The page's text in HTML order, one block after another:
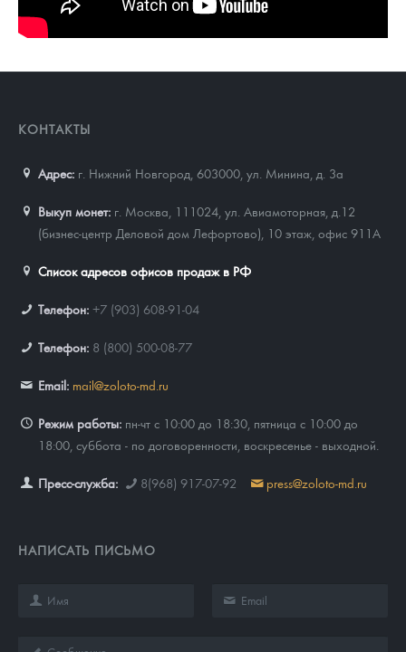
КОНТАКТЫ
Адрес: г. Нижний Новгород, 603000 ул. Минина, д. 3а
Выкуп монет: г. Москва, 111024, ул. Авиамоторная, д.12
(бизнес-центр Деловой дом Лефортово), 10 этаж, офис 911А
Список адресов офисов продаж в РФ
Телефон: +7 (903) 608-91-04
Телефон: 8 (800) 500-08-77
Email: mail@zoloto-md.ru
Режим работы: пн-чт с 10:00 до 18:30, пятница с 10:00 до
18:00, суббота - по договоренности, воскресенье - выходной.
Пресс-служба: 8(968) 917-07-92 press@zoloto-md.ru
НАПИСАТЬ ПИСЬМО